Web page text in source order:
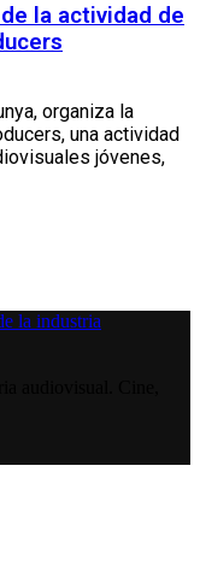
la actividad de
organiza la
una actividad
jóvenes,